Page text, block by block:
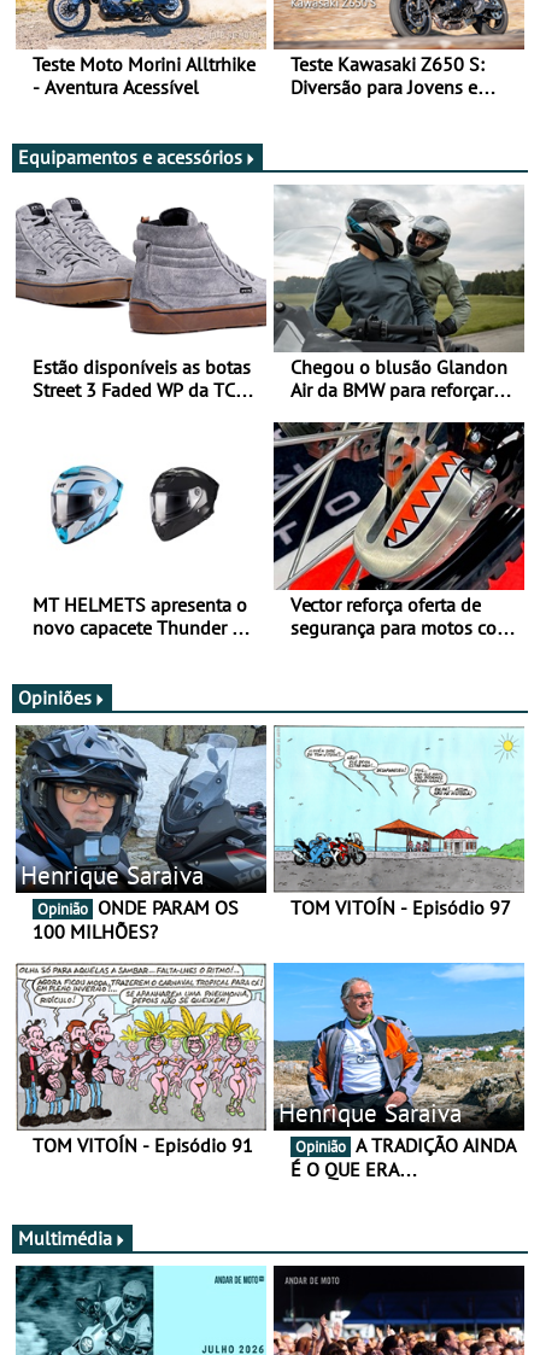
Teste Moto Morini Alltrhike
- Aventura Acessível
Teste Kawasaki Z650 S:
Diversão para Jovens e
Equipamentos e acessórios
Estão disponíveis as botas
Street 3 Faded WP da TCX
Chegou o blusão Glandon
Air da BMW para reforçar
verão
MT HELMETS apresenta o
novo capacete Thunder 4 R
Vector reforça oferta de
segurança para motos com
Opiniões
Henrique Saraiva
Opinião
100 MILHÕES?
TOM VITOÍN - Episódio 97
TOM VITOÍN - Episódio 91
Henrique Saraiva
Opinião
É O QUE ERA…
Multimédia